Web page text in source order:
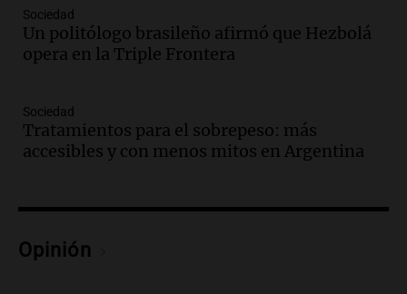
Panorama Federal
Episodios
Audio.Detienen a Sergio Fárez por
diciembre de 2025
Panorama Federal
Episodios
trágica muerte en Villa Mercedes
Episodios
Sociedad
Un politólogo brasileño afirmó que Hezbolá
opera en la Triple Frontera
Sociedad
Tratamientos para el sobrepeso: más
accesibles y con menos mitos en Argentina
Opinión